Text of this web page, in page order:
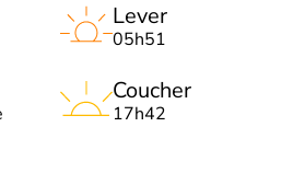
Lever
05h51
Coucher
17h42